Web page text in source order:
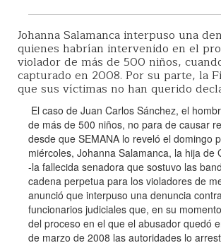
Johanna Salamanca interpuso una
quienes habrían intervenido en el
violador de más de 500 niños,
capturado en 2008. Por su parte, la
que sus víctimas no han querido
El caso de Juan Carlos Sánchez, el
de más de 500 niños, no para de causar
desde que SEMANA lo reveló el domingo
miércoles, Johanna Salamanca, la hija de
-la fallecida senadora que sostuvo las
cadena perpetua para los violadores de
anunció que interpuso una denuncia
funcionarios judiciales que, en su
del proceso en el que el abusador quedó
de marzo de 2008 las autoridades lo